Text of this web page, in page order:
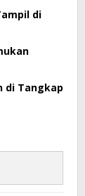
di
di Tangkap